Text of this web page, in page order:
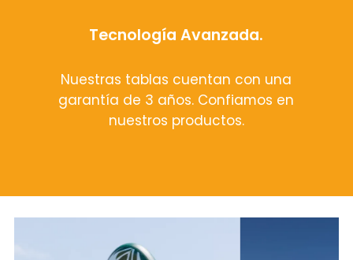
Tecnología Avanzada.
Nuestras tablas cuentan con una
garantía de 3 años. Confiamos en
nuestros productos.